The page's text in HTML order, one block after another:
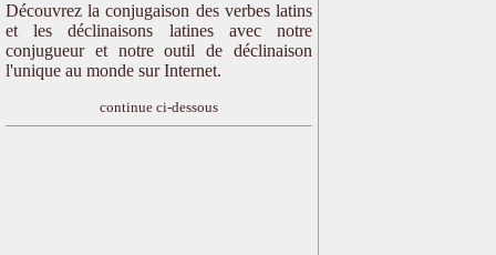
Découvrez la conjugaison des verbes latins
et les déclinaisons latines avec notre
conjugueur et notre outil de déclinaison
l'unique au monde sur Internet.
continue ci-dessous